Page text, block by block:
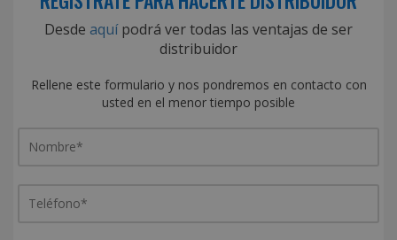
Desde aquípodrá ver todas las ventajas de ser
distribuidor
Rellene este formulario y nos pondremos en contacto con
usted en el menor tiempo posible